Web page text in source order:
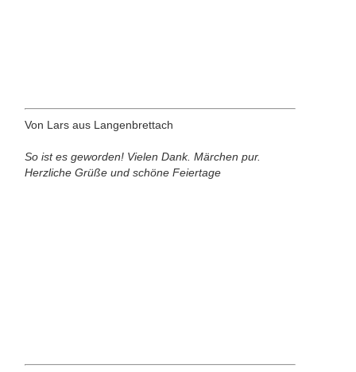
Von Lars aus Langenbrettach
So ist es geworden! Vielen Dank. Märchen pur.
Herzliche Grüße und schöne Feiertage